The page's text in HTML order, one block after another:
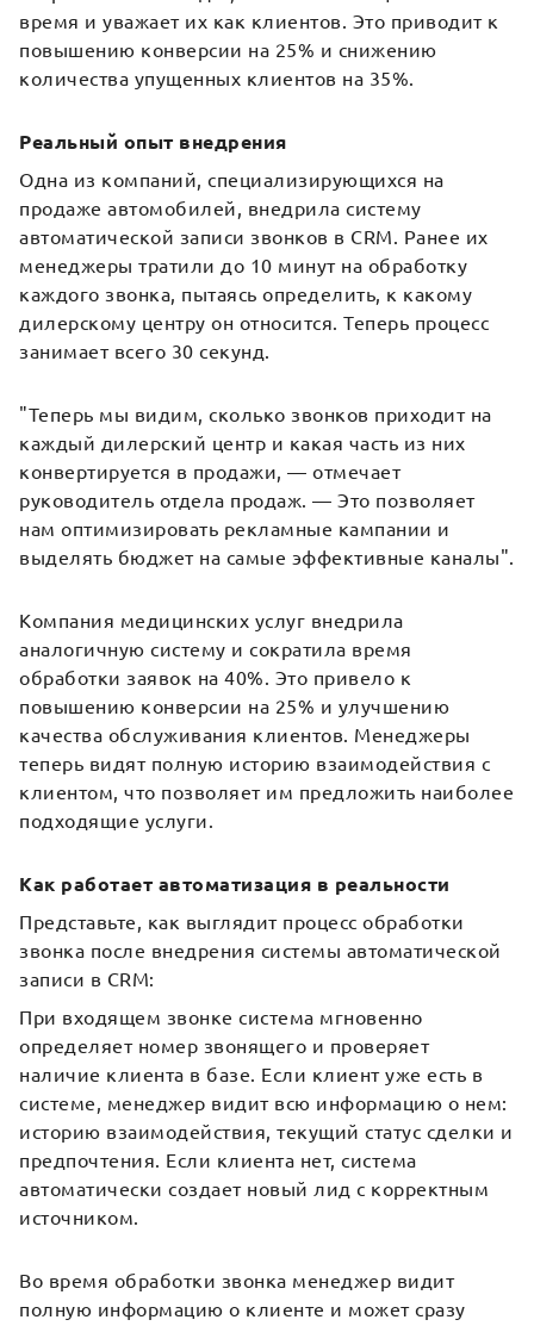
время и уважает их как клиентов. Это приводит к
повышению конверсии на 25% и снижению
количества упущенных клиентов на 35%.
Реальный опыт внедрения
Одна из компаний, специализирующихся на
продаже автомобилей, внедрила систему
автоматической записи звонков в CRM. Ранее их
менеджеры тратили до 10 минут на обработку
каждого звонка, пытаясь определить, к какому
дилерскому центру он относится. Теперь процесс
занимает всего 30 секунд.
"Теперь мы видим, сколько звонков приходит на
каждый дилерский центр и какая часть из них
конвертируется в продажи, — отмечает
руководитель отдела продаж. — Это позволяет
нам оптимизировать рекламные кампании и
выделять бюджет на самые эффективные каналы".
Компания медицинских услуг внедрила
аналогичную систему и сократила время
обработки заявок на 40%. Это привело к
повышению конверсии на 25% и улучшению
качества обслуживания клиентов. Менеджеры
теперь видят полную историю взаимодействия с
клиентом, что позволяет им предложить наиболее
подходящие услуги.
Как работает автоматизация в реальности
Представьте, как выглядит процесс обработки
звонка после внедрения системы автоматической
записи в CRM:
При входящем звонке система мгновенно
определяет номер звонящего и проверяет
наличие клиента в базе. Если клиент уже есть в
системе, менеджер видит всю информацию о нем:
историю взаимодействия, текущий статус сделки и
предпочтения. Если клиента нет, система
автоматически создает новый лид с корректным
источником.
Во время обработки звонка менеджер видит
полную информацию о клиенте и может сразу